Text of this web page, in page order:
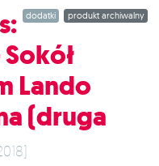
zawiera wszystko, co
do gry 1 patrolowiec typu
produkt archiwalny
dodatki
Lando
(druga